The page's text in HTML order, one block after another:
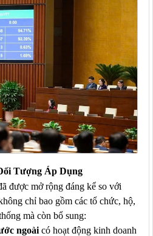
Tượng Áp Dụng
được mở rộng đáng kể so với
chỉ bao gồm các tổ chức, hộ,
mà còn bổ sung:
ngoài có hoạt động kinh doanh